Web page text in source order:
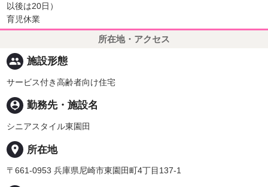
以後は20日）
育児休業
所在地・アクセス
people 施設形態
サービス付き高齢者向け住宅
person_pin 勤務先・施設名
シニアスタイル東園田
place 所在地
〒661-0953 兵庫県尼崎市東園田町4丁目137-1